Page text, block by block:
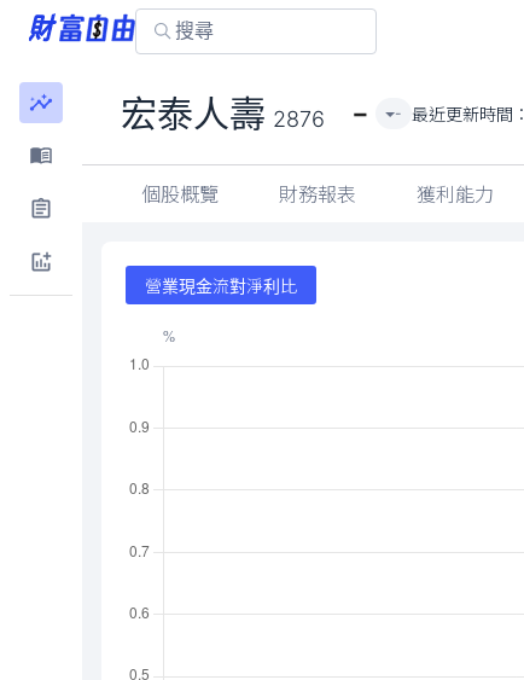
宏泰人壽 2876 - - 最近更新時間：
個股概覽 財務報表 獲利能力
營業現金流對淨利比